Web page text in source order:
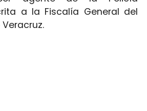
a la Fiscalía General del